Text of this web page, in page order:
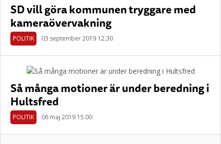
SD vill göra kommunen tryggare med
kameraövervakning
POLITIK 03 september 2019 12.30
Så många motioner är under beredning i
Hultsfred
POLITIK 06 maj 2019 15.00